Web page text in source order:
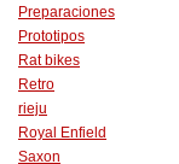
Preparaciones
Prototipos
Rat bikes
Retro
rieju
Royal Enfield
Saxon